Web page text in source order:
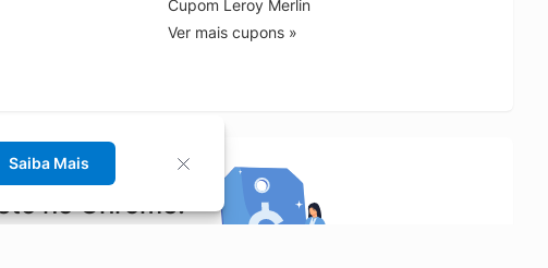
Cupom Leroy Merlin
Ver mais cupons »
no Chrome!
Saiba Mais